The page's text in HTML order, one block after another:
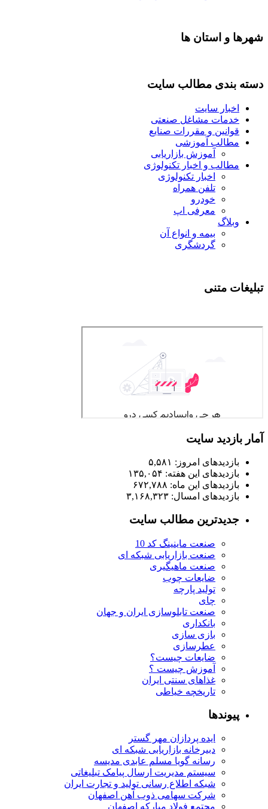
شهرها و استان ها
دسته بندی مطالب سایت
اخبار سایت
خدمات مشاغل صنعتی
قوانین و مقررات صنایع
مطالب آموزشی
آموزش بازاریابی
مطالب و اخبار تکنولوژی
اخبار تکنولوژی
تلفن همراه
خودرو
معرفی اپ
وبلاگ
بیمه و انواع آن
گردشگری
تبلیغات متنی
آمار بازدید سایت
بازدیدهای امروز: ۵,۵۸۱
بازدیدهای این هفته: ۱۳۵,۰۵۴
بازدیدهای این ماه: ۶۷۲,۷۸۸
بازدیدهای امسال: ۳,۱۶۸,۳۲۳
جدیدترین مطالب سایت
صنعت ماینینگ کد 10
صنعت بازاریابی شبکه ای
صنعت ماهیگیری
ضایعات چوب
تولید پارچه
چای
صنعت تابلوسازی ایران و جهان
بانکداری
بازی سازی
عطرسازی
ضایعات چیست؟
آموزش چیست ؟
غذاهای سنتی ایران
تاریخچه خیاطی
پیوندها
ایده پردازان مهر گستر
دبیرخانه بازاریابی شبکه ای
رسانه گویا مسلم عابدی مدیسه
سیستم مدیریت ارسال پیامک تبلیغاتی
شبکه اطلاع رسانی تولید و تجارت ایران
شرکت سهامی ذوب آهن اصفهان
مجتمع فولاد مبارکه اصفهان